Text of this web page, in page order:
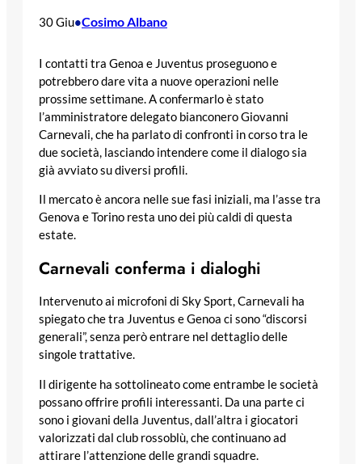
30 Giu•Cosimo Albano
I contatti tra Genoa e Juventus proseguono e
potrebbero dare vita a nuove operazioni nelle
prossime settimane. A confermarlo è stato
l’amministratore delegato bianconero Giovanni
Carnevali, che ha parlato di confronti in corso tra le
due società, lasciando intendere come il dialogo sia
già avviato su diversi profili.
Il mercato è ancora nelle sue fasi iniziali, ma l’asse tra
Genova e Torino resta uno dei più caldi di questa
estate.
Carnevali conferma i dialoghi
Intervenuto ai microfoni di Sky Sport, Carnevali ha
spiegato che tra Juventus e Genoa ci sono “discorsi
generali”, senza però entrare nel dettaglio delle
singole trattative.
Il dirigente ha sottolineato come entrambe le società
possano offrire profili interessanti. Da una parte ci
sono i giovani della Juventus, dall’altra i giocatori
valorizzati dal club rossoblù, che continuano ad
attirare l’attenzione delle grandi squadre.